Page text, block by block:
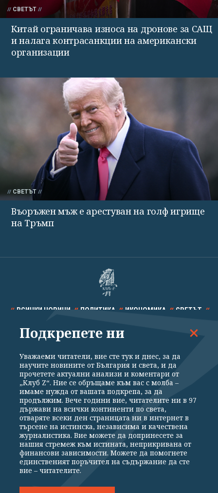
СВЕТЪТ
Китай ограничава износа на дронове за САЩ
и налага контрасанкции на американски
организации
СВЕТЪТ
Въоръжен мъж е арестуван на голф игрище
на Тръмп
ВСИЧКИ НОВИНИ ПОЛИТИКА ИКОНОМИКА СВЕТЪТ
СПОРТ КУЛТУРА ТЕХНОЛОГИИ КАЛЕЙДОСКОП
Общи условия
Политика за поверителност
Реклама
Партньори Контакти
За Клуб Z
Екип
Подкрепете ни
Издател на www.clubz.bg е „Клуб Зебра Медия“ ЕООД, София, ул. "Алеко
Константинов" 3. Всички права запазени 2026 „Клуб Зебра Медия“
Препечатването на материали, снимки и видео от www.clubz.bg без
Подкрепете ни
Уважаеми читатели, вие сте тук и днес, за да
научите новините от България и света, и да
прочетете актуални анализи и коментари от
„Клуб Z“. Ние се обръщаме към вас с молба –
имаме нужда от вашата подкрепа, за да
продължим. Вече години вие, читателите ни в 97
държави на всички континенти по света,
отваряте всеки ден страницата ни в интернет в
търсене на истинска, независима и качествена
журналистика. Вие можете да допринесете за
нашия стремеж към истината, неприкривана от
финансови зависимости. Можете да помогнете
единственият поръчител на съдържание да сте
вие – читателите.